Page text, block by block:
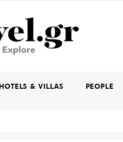
HOTELS & VILLAS PEOPLE